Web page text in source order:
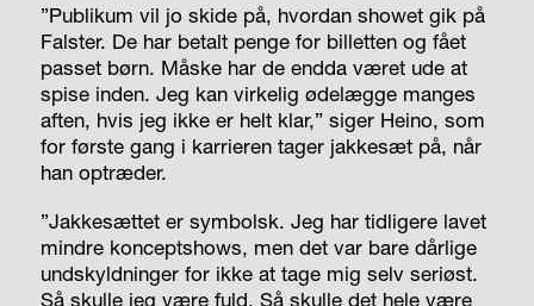
”Publikum vil jo skide på, hvordan showet gik på
Falster. De har betalt penge for billetten og fået
passet børn. Måske har de endda været ude at
spise inden. Jeg kan virkelig ødelægge manges
aften, hvis jeg ikke er helt klar,” siger Heino, som
for første gang i karrieren tager jakkesæt på, når
han optræder.
”Jakkesættet er symbolsk. Jeg har tidligere lavet
mindre konceptshows, men det var bare dårlige
undskyldninger for ikke at tage mig selv seriøst.
Så skulle jeg være fuld. Så skulle det hele være